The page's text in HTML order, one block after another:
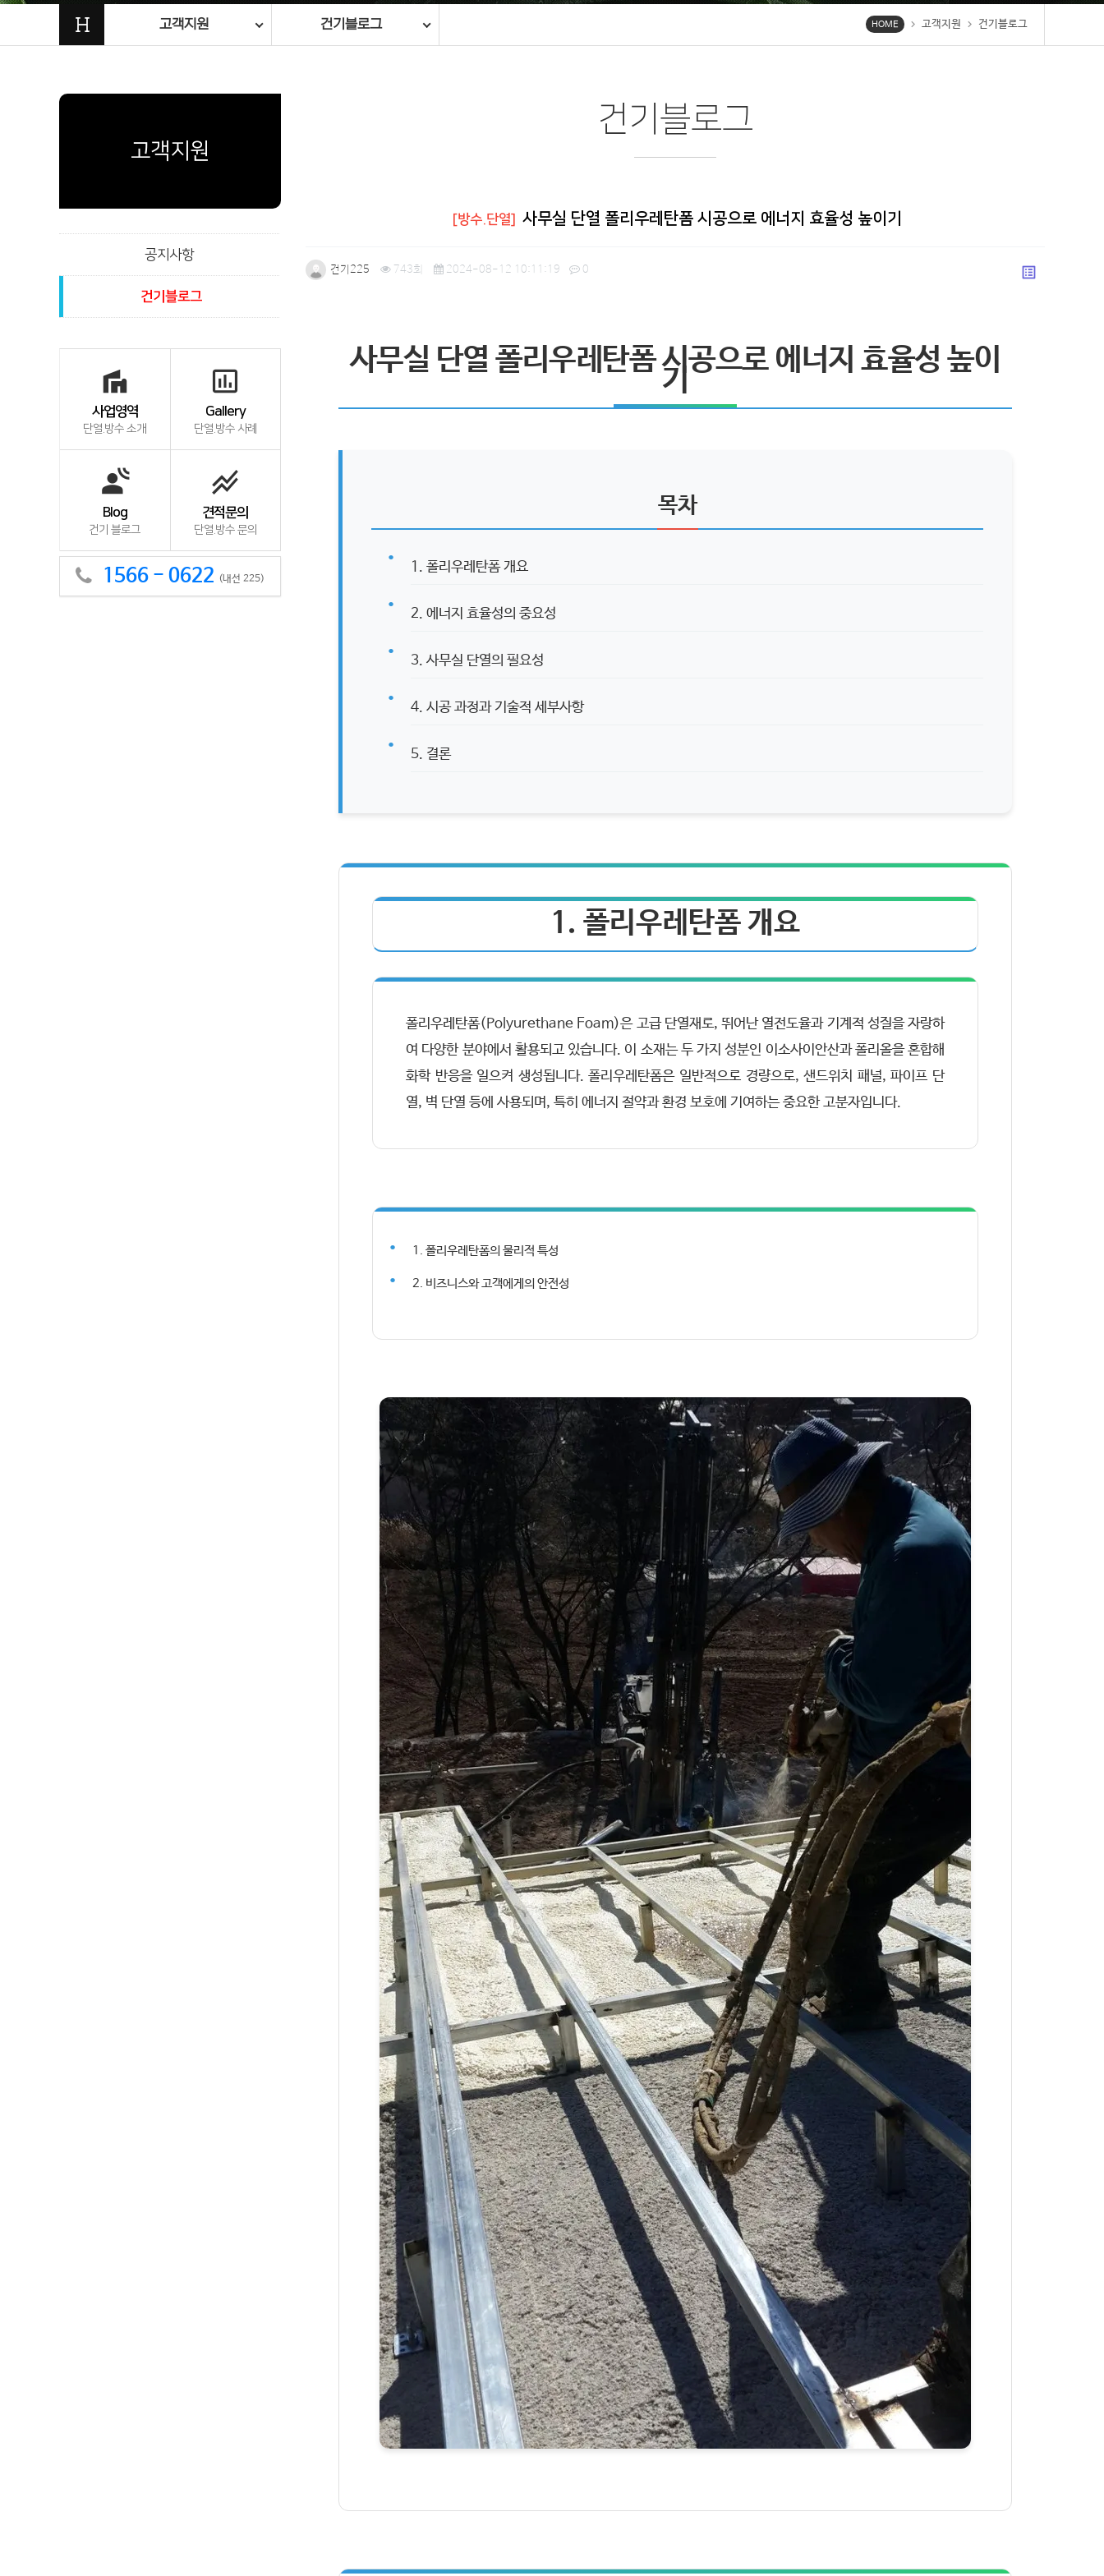
H 고객지원 건기블로그 HOME chevron_right 고객지원 chevron_right 건기블로그
고객지원
공지사항
건기블로그
villa
사업영역
단열.방수 소개
insert_chart_outlined
Gallery
단열.방수 사례
spatial_audio
Blog
건기 블로그
stacked_line_chart
견적문의
단열.방수 문의
1566 - 0622 (내선 225)
건기블로그
[방수.단열] 사무실 단열 폴리우레탄폼 시공으로 에너지 효율성 높이기
건기225 743회 2024-08-12 10:11:19 0 list_alt
사무실 단열 폴리우레탄폼 시공으로 에너지 효율성 높이
기
목차
1. 폴리우레탄폼 개요
2. 에너지 효율성의 중요성
3. 사무실 단열의 필요성
4. 시공 과정과 기술적 세부사항
5. 결론
1. 폴리우레탄폼 개요
폴리우레탄폼(Polyurethane Foam)은 고급 단열재로, 뛰어난 열전도율과 기계적 성질을 자랑하
여 다양한 분야에서 활용되고 있습니다. 이 소재는 두 가지 성분인 이소사이안산과 폴리올을 혼합해
화학 반응을 일으켜 생성됩니다. 폴리우레탄폼은 일반적으로 경량으로, 샌드위치 패널, 파이프 단
열, 벽 단열 등에 사용되며, 특히 에너지 절약과 환경 보호에 기여하는 중요한 고분자입니다.
1. 폴리우레탄폼의 물리적 특성
2. 비즈니스와 고객에게의 안전성